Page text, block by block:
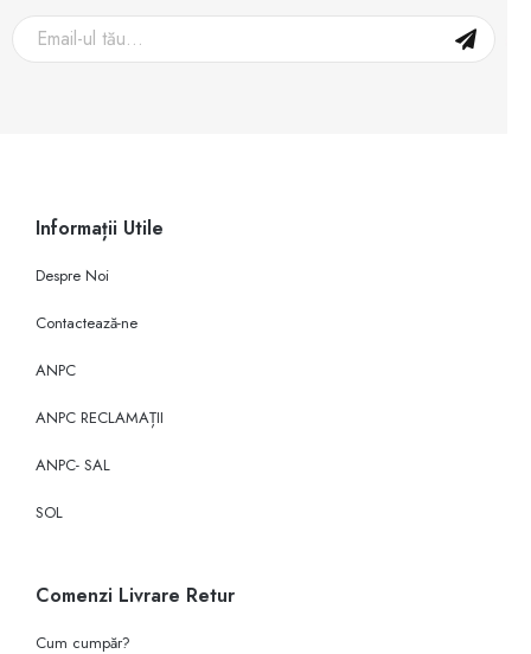
Informații Utile
Despre Noi
Contactează-ne
ANPC
ANPC RECLAMAȚII
ANPC- SAL
SOL
Comenzi Livrare Retur
Cum cumpăr?